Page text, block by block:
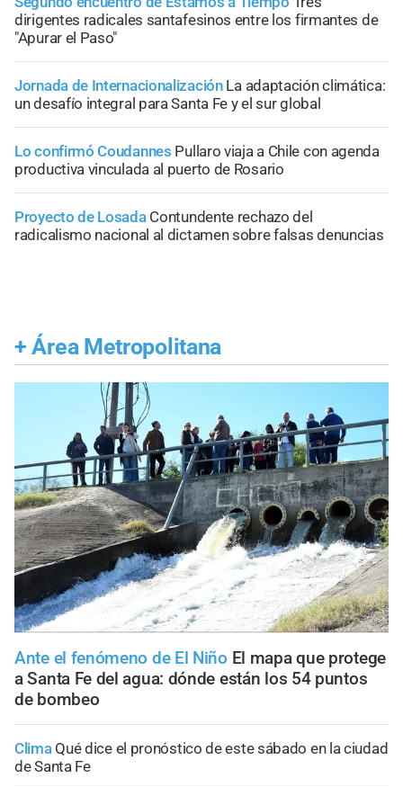
dirigentes radicales santafesinos entre los firmantes de
"Apurar el Paso"
Jornada de Internacionalización La adaptación climática:
un desafío integral para Santa Fe y el sur global
Lo confirmó Coudannes Pullaro viaja a Chile con agenda
productiva vinculada al puerto de Rosario
Proyecto de Losada Contundente rechazo del
radicalismo nacional al dictamen sobre falsas denuncias
+ Área Metropolitana
Ante el fenómeno de El Niño El mapa que protege
a Santa Fe del agua: dónde están los 54 puntos
de bombeo
Clima Qué dice el pronóstico de este sábado en la ciudad
de Santa Fe